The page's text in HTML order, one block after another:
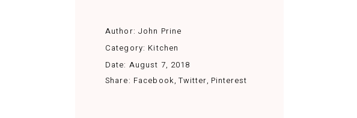
Author: John Prine
Category: Kitchen
Date: August 7, 2018
Share: Facebook Twitter Pinterest